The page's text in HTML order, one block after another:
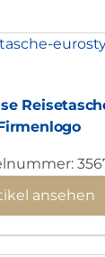
ansehen